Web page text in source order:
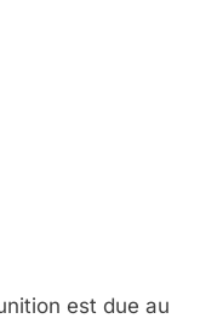
est due au